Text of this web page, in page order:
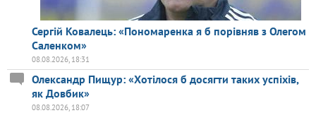
Сергій Ковалець: «Пономаренка я б порівняв з Олегом
Саленком»
08.08.2026, 18:31
Олександр Пищур: «Хотілося б досягти таких успіхів,
як Довбик»
08.08.2026, 18:07